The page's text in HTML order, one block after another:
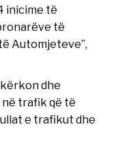
inicime të
të
Automjeteve”,
dhe
trafik që të
e trafikut dhe